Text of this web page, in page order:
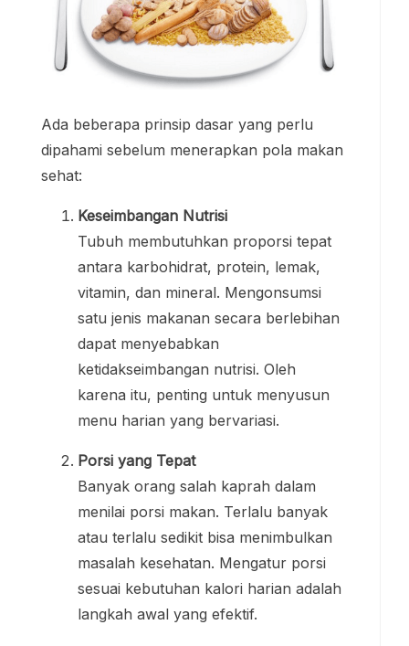
Ada beberapa prinsip dasar yang perlu
dipahami sebelum menerapkan pola makan
sehat:
Keseimbangan Nutrisi
Tubuh membutuhkan proporsi tepat
antara karbohidrat, protein, lemak,
vitamin, dan mineral. Mengonsumsi
satu jenis makanan secara berlebihan
dapat menyebabkan
ketidakseimbangan nutrisi. Oleh
karena itu, penting untuk menyusun
menu harian yang bervariasi.
Porsi yang Tepat
Banyak orang salah kaprah dalam
menilai porsi makan. Terlalu banyak
atau terlalu sedikit bisa menimbulkan
masalah kesehatan. Mengatur porsi
sesuai kebutuhan kalori harian adalah
langkah awal yang efektif.